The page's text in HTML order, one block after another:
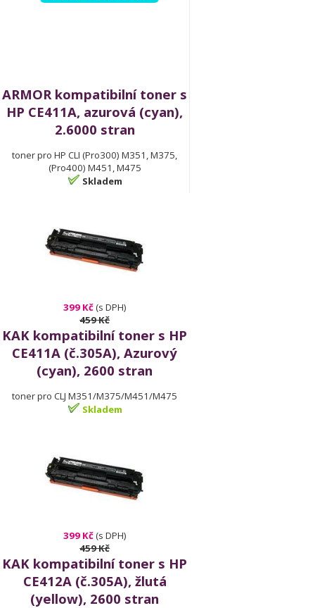
ARMOR kompatibilní toner s
HP CE411A, azurová (cyan),
2.6000 stran
toner pro HP CLI (Pro300) M351, M375,
(Pro400) M451, M475
Skladem
399 Kč(s DPH)
459 Kč
KAK kompatibilní toner s HP
CE411A (č.305A), Azurový
(cyan), 2600 stran
toner pro CLJ M351/M375/M451/M475
Skladem
399 Kč(s DPH)
459 Kč
KAK kompatibilní toner s HP
CE412A (č.305A), žlutá
(yellow), 2600 stran